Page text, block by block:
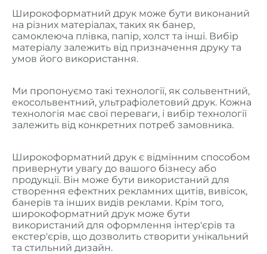
Широкоформатний друк може бути виконаний
на різних матеріалах, таких як банер,
самоклеюча плівка, папір, холст та інші. Вибір
матеріалу залежить від призначення друку та
умов його використання.
Ми пропонуємо такі технології, як сольвентний,
екосольвентний, ультрафіолетовий друк. Кожна
технологія має свої переваги, і вибір технології
залежить від конкретних потреб замовника.
Широкоформатний друк є відмінним способом
привернути увагу до вашого бізнесу або
продукції. Він може бути використаний для
створення ефектних рекламних щитів, вивісок,
банерів та інших видів реклами. Крім того,
широкоформатний друк може бути
використаний для оформлення інтер'єрів та
екстер'єрів, що дозволить створити унікальний
та стильний дизайн.